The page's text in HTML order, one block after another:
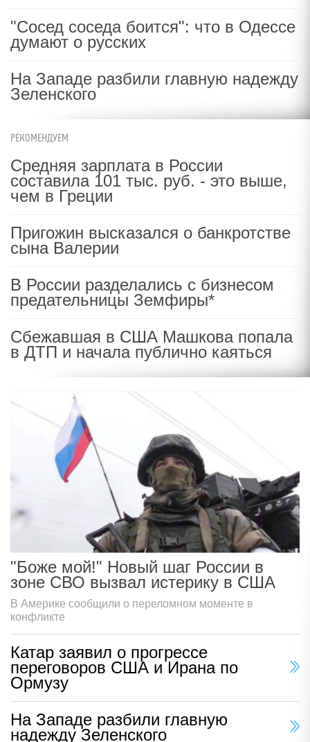
"Сосед соседа боится": что в Одессе
думают о русских
На Западе разбили главную надежду
Зеленского
РЕКОМЕНДУЕМ
Средняя зарплата в России
составила 101 тыс. руб. - это выше,
чем в Греции
Пригожин высказался о банкротстве
сына Валерии
В России разделались с бизнесом
предательницы Земфиры*
Сбежавшая в США Машкова попала
в ДТП и начала публично каяться
"Боже мой!" Новый шаг России в
зоне СВО вызвал истерику в США
В Америке сообщили о переломном моменте в
конфликте
Катар заявил о прогрессе
переговоров США и Ирана по
Ормузу
На Западе разбили главную
надежду Зеленского